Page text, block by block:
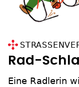
Rad-
Eine Radlerin